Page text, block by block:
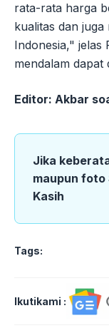
rata-rata harga
kualitas dan
Indonesia," jelas
mendalam dapat
Editor: Akbar
Jika
maupun foto
Kasih
Tags:
Ikutikami :